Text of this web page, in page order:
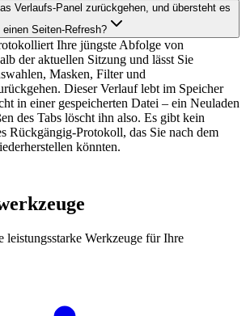
Verlaufs-Panel zurückgehen, und übersteht es
einen Seiten-Refresh?
Ihre jüngste Abfolge von
der aktuellen Sitzung und lässt Sie
Masken, Filter und
Dieser Verlauf lebt im Speicher
in einer gespeicherten Datei – ein Neuladen
des Tabs löscht ihn also. Es gibt kein
Rückgängig-Protokoll, das Sie nach dem
könnten.
leistungsstarke Werkzeuge für Ihre